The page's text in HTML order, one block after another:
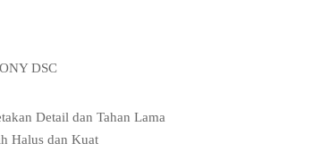
DSC
Detail dan Tahan Lama
Halus dan Kuat